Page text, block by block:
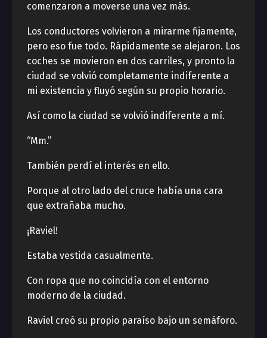
comenzaron a moverse una vez más.
Los conductores volvieron a mirarme fijamente,
pero eso fue todo. Rápidamente se alejaron. Los
coches se movieron en dos carriles, y pronto la
ciudad se volvió completamente indiferente a
mi existencia y fluyó según su propio horario.
Así como la ciudad se volvió indiferente a mí.
“Mm.”
También perdí el interés en ello.
Porque al otro lado del cruce había una cara
que extrañaba mucho.
¡Raviel!
Estaba vestida casualmente.
Con ropa que no coincidía con el entorno
moderno de la ciudad.
Raviel creó su propio paraíso bajo un semáforo.